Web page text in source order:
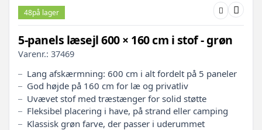
48på lager
5-panels læsejl 600 × 160 cm i stof - grøn
Varenr.: 37469
Lang afskærmning: 600 cm i alt fordelt på 5 paneler
God højde på 160 cm for læ og privatliv
Uvævet stof med træstænger for solid støtte
Fleksibel placering i have, på strand eller camping
Klassisk grøn farve, der passer i uderummet